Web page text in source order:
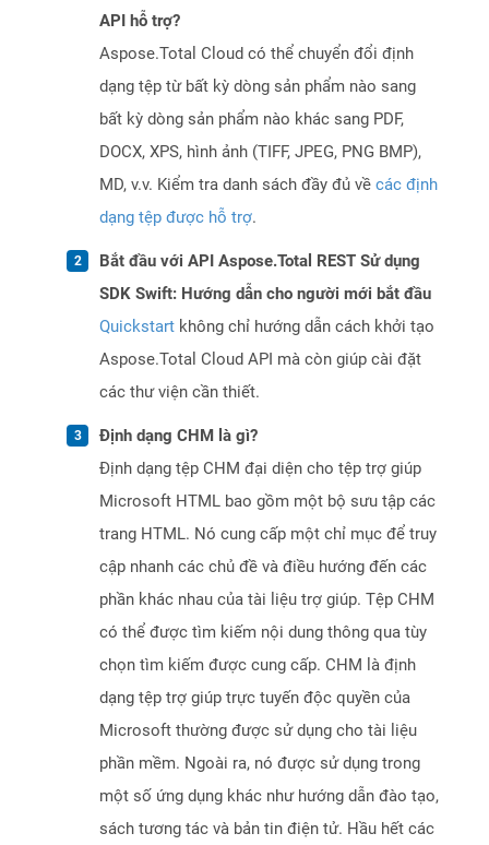
API hỗ trợ?
Aspose.Total Cloud có thể chuyển đổi định
dạng tệp từ bất kỳ dòng sản phẩm nào sang
bất kỳ dòng sản phẩm nào khác sang PDF,
DOCX, XPS, hình ảnh (TIFF, JPEG, PNG BMP),
MD, v.v. Kiểm tra danh sách đầy đủ về các định
dạng tệp được hỗ trợ.
Bắt đầu với API Aspose.Total REST Sử dụng
SDK Swift: Hướng dẫn cho người mới bắt đầu
Quickstart không chỉ hướng dẫn cách khởi tạo
Aspose.Total Cloud API mà còn giúp cài đặt
các thư viện cần thiết.
Định dạng CHM là gì?
Định dạng tệp CHM đại diện cho tệp trợ giúp
Microsoft HTML bao gồm một bộ sưu tập các
trang HTML. Nó cung cấp một chỉ mục để truy
cập nhanh các chủ đề và điều hướng đến các
phần khác nhau của tài liệu trợ giúp. Tệp CHM
có thể được tìm kiếm nội dung thông qua tùy
chọn tìm kiếm được cung cấp. CHM là định
dạng tệp trợ giúp trực tuyến độc quyền của
Microsoft thường được sử dụng cho tài liệu
phần mềm. Ngoài ra, nó được sử dụng trong
một số ứng dụng khác như hướng dẫn đào tạo,
sách tương tác và bản tin điện tử. Hầu hết các